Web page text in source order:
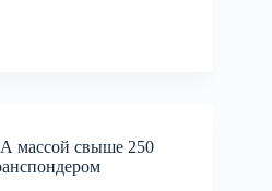
массой свыше 250